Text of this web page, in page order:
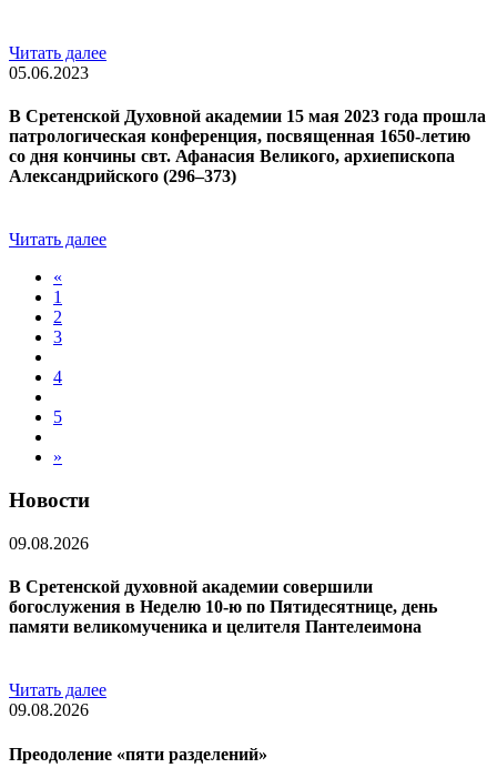
Читать далее
05.06.2023
В Сретенской Духовной академии 15 мая 2023 года прошла
патрологическая конференция, посвященная 1650-летию
со дня кончины свт. Афанасия Великого, архиепископа
Александрийского (296–373)
Читать далее
«
1
2
3
4
5
»
Новости
09.08.2026
В Сретенской духовной академии совершили
богослужения в Неделю 10-ю по Пятидесятнице, день
памяти великомученика и целителя Пантелеимона
Читать далее
09.08.2026
Преодоление «пяти разделений»